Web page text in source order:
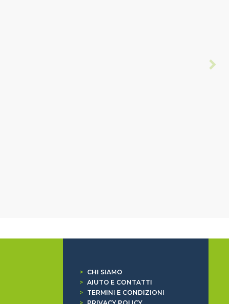
>
CHI SIAMO
> AIUTO E CONTATTI
>
TERMINI E CONDIZIONI